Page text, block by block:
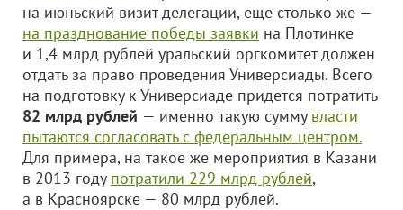
на июньский визит делегации, еще столько же —
на празднование победы заявки на Плотинке
и 1,4 млрд рублей уральский оргкомитет должен
отдать за право проведения Универсиады. Всего
на подготовку к Универсиаде придется потратить
82 млрд рублей — именно такую сумму власти
пытаются согласовать с федеральным центром.
Для примера, на такое же мероприятия в Казани
в 2013 году потратили 229 млрд рублей,
а в Красноярске — 80 млрд рублей.